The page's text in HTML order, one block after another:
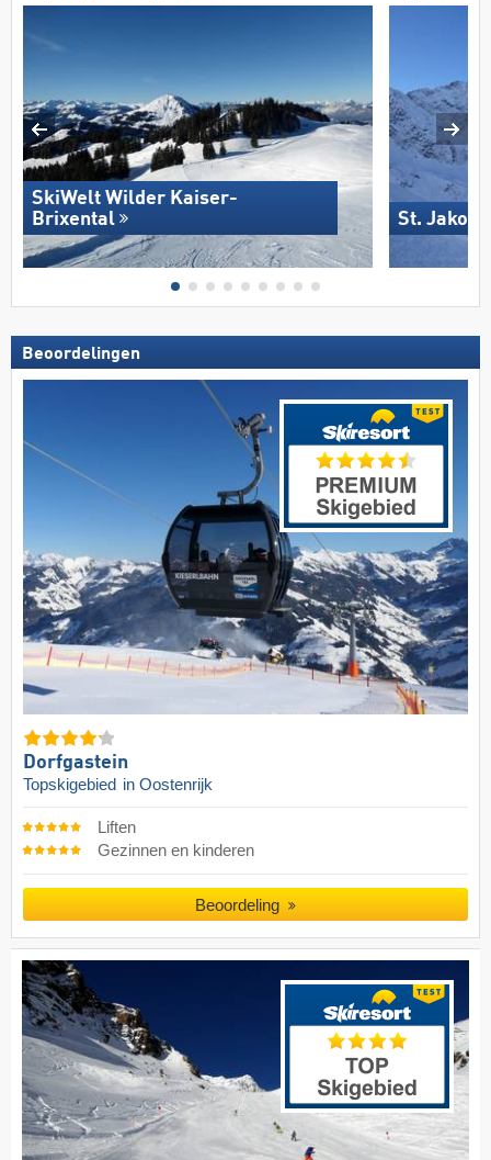
SkiWelt Wilder Kaiser-
Brixental
St. Jakob
Beoordelingen
Dorfgastein
Topskigebied in Oostenrijk
Liften
Gezinnen en kinderen
Beoordeling